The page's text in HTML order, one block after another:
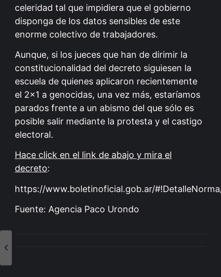
celeridad tal que impidiera que el gobierno
disponga de los datos sensibles de este
enorme colectivo de trabajadores.
Aunque, si los jueces que han de dirimir la
constitucionalidad del decreto siguiesen la
escuela de quienes aplicaron recientemente
el 2×1 a genocidas, una vez más, estaríamos
parados frente a un abismo del que sólo es
posible salir mediante la protesta y el castigo
electoral.
Hace click en el link de abajo y mira el
decreto:
https://www.boletinoficial.gob.ar/
Fuente: Agencia Paco Urondo